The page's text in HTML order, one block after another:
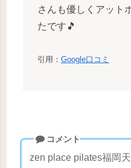
さんも優しくアット
たです🎵
引用： Google口コミ
コメント
zen place pilates福岡